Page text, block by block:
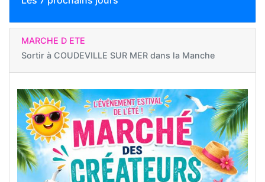
MARCHE D ETE
Sortir à COUDEVILLE SUR MER dans la Manche